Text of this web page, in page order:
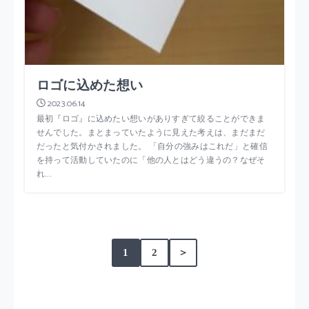
ロゴに込めた想い
2023.06.14
最初『ロゴ』に込めたい想いがありすぎて絞ることができま
せんでした。まとまっていたように見えた考えは、まだまだ
だったと気付かされました。 「自分の強みはこれだ」と確信
を持って活動していたのに「他の人とはどう違うの？なぜそ
れ...
1 2 ＞